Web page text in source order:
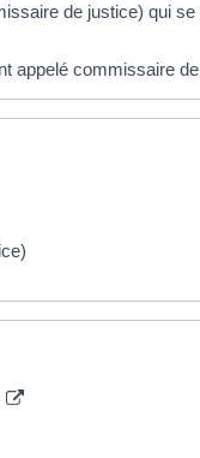
de justice) qui
appelé commissaire